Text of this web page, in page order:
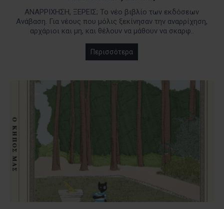
ΑΝΑΡΡΙΧΗΣΗ, ΞΕΡΕΙΣ; Το νέο βιβλίο των εκδόσεων
Ανάβαση. Για νέους που μόλις ξεκίνησαν την αναρρίχηση,
αρχάριοι και μη, και θέλουν να μάθουν να σκαρφ..
Περισσότερα